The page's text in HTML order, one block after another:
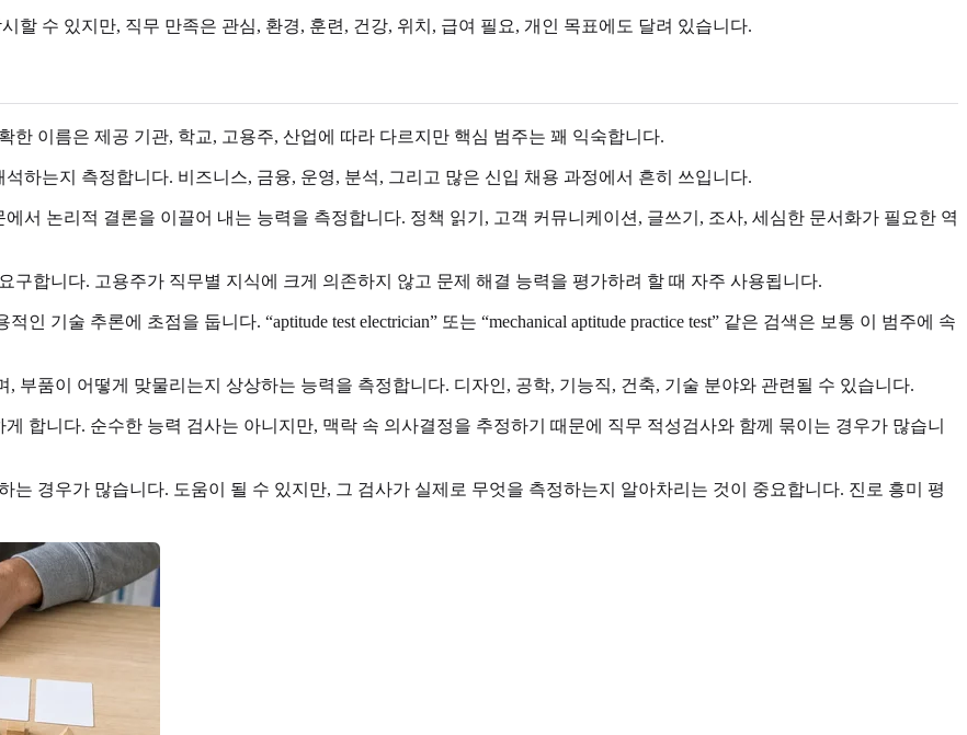
할 수 있지만, 직무 만족은 관심, 환경, 훈련, 건강, 위치, 급여 필요, 개인 목표에도 달려 있습니다.
이름은 제공 기관, 학교, 고용주, 산업에 따라 다르지만 핵심 범주는 꽤 익숙합니다.
하는지 측정합니다. 비즈니스, 금융, 운영, 분석, 그리고 많은 신입 채용 과정에서 흔히 쓰입니다.
서 논리적 결론을 이끌어 내는 능력을 측정합니다. 정책 읽기, 고객 커뮤니케이션, 글쓰기, 조사, 세심한 문서화가 필요한 역
구합니다. 고용주가 직무별 지식에 크게 의존하지 않고 문제 해결 능력을 평가하려 할 때 자주 사용됩니다.
기술 추론에 초점을 둡니다. “aptitude test electrician” 또는 “mechanical aptitude practice test” 같은 검색은 보통 이 범주에 속
부품이 어떻게 맞물리는지 상상하는 능력을 측정합니다. 디자인, 공학, 기능직, 건축, 기술 분야와 관련될 수 있습니다.
합니다. 순수한 능력 검사는 아니지만, 맥락 속 의사결정을 추정하기 때문에 직무 적성검사와 함께 묶이는 경우가 많습니
경우가 많습니다. 도움이 될 수 있지만, 그 검사가 실제로 무엇을 측정하는지 알아차리는 것이 중요합니다. 진로 흥미 평